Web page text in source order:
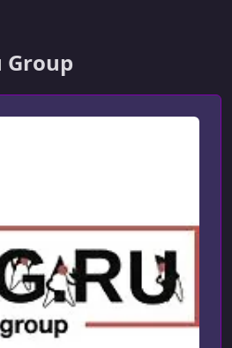
и снижаем расходы в
01:04:22
00:11:18
Group